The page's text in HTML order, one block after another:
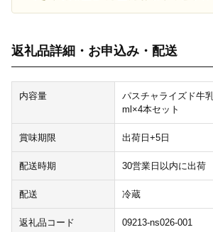
返礼品詳細・お申込み・配送
内容量
パスチャライズド牛
ml×4本セット
賞味期限 出荷日+5日
配送時期 30営業日以内に出荷
配送 冷蔵
返礼品コード 09213-ns026-001